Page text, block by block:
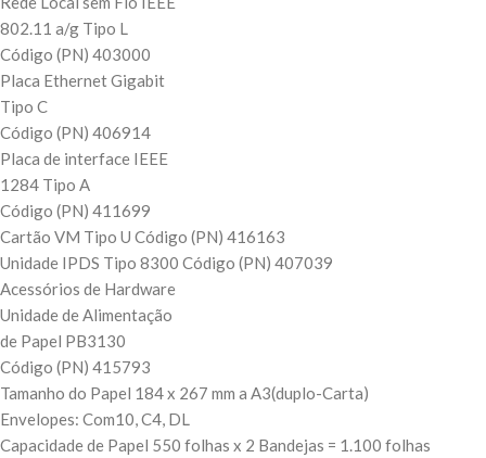
802.11 a/g Tipo L
Código (PN) 403000
Placa Ethernet Gigabit
Tipo C
Código (PN) 406914
Placa de interface IEEE
1284 Tipo A
Código (PN) 411699
Cartão VM Tipo U Código (PN) 416163
Unidade IPDS Tipo 8300 Código (PN) 407039
Acessórios de Hardware
Unidade de Alimentação
de Papel PB3130
Código (PN) 415793
Tamanho do Papel 184 x 267 mm a A3(duplo-Carta)
Envelopes: Com10, C4, DL
Capacidade de Papel 550 folhas x 2 Bandejas = 1.100 folhas